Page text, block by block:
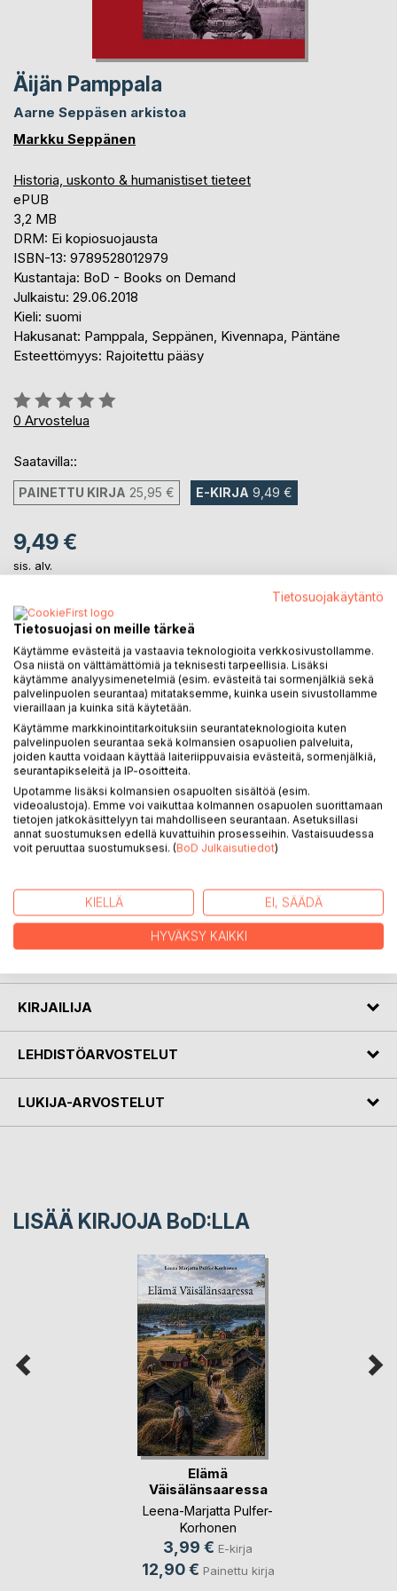
Äijän Pamppala
Aarne Seppäsen arkistoa
Markku Seppänen
Historia, uskonto & humanistiset tieteet
ePUB
3,2 MB
DRM: Ei kopiosuojausta
ISBN-13: 9789528012979
Kustantaja: BoD - Books on Demand
Julkaistu: 29.06.2018
Kieli: suomi
Hakusanat: Pamppala, Seppänen, Kivennapa, Päntäne
Esteettömyys: Rajoitettu pääsy
Arvostelu::
0%
0 Arvostelua
Saatavilla::
PAINETTU KIRJA 25,95 € E-KIRJA 9,49 €
9,49 €
sis. alv.
LISÄÄ OSTOSKORIIN
Lisää muistilistalle
Arvostele tuote
KUVAUS
Aarne Seppänen syntyi Kivennavan Pamppalassa v 1912.
Tähän julkaisuun on koottu hänen arkistoistaan Pamppalan
asutushistoriaa, isojakoa, muistelmia kylästä ja sen ihmisistä
KIRJAILIJA
LEHDISTÖARVOSTELUT
LUKIJA-ARVOSTELUT
LISÄÄ KIRJOJA BoD:LLA
Elämä
Väisälänsaaressa
Leena-Marjatta Pulfer-
Korhonen
3,99 € E-kirja
12,90 € Painettu kirja
Tietosuojakäytäntö
Tietosuojasi on meille tärkeä
Käytämme evästeitä ja vastaavia teknologioita verkkosivustollamme.
Osa niistä on välttämättömiä ja teknisesti tarpeellisia. Lisäksi
käytämme analyysimenetelmiä (esim. evästeitä tai sormenjälkiä sekä
palvelinpuolen seurantaa) mitataksemme, kuinka usein sivustollamme
vieraillaan ja kuinka sitä käytetään.
Käytämme markkinointitarkoituksiin seurantateknologioita kuten
palvelinpuolen seurantaa sekä kolmansien osapuolien palveluita,
joiden kautta voidaan käyttää laiteriippuvaisia evästeitä, sormenjälkiä,
seurantapikseleitä ja IP-osoitteita.
Upotamme lisäksi kolmansien osapuolten sisältöä (esim.
videoalustoja). Emme voi vaikuttaa kolmannen osapuolen suorittamaan
tietojen jatkokäsittelyyn tai mahdolliseen seurantaan. Asetuksillasi
annat suostumuksen edellä kuvattuihin prosesseihin. Vastaisuudessa
voit peruuttaa suostumuksesi. (BoD Julkaisutiedot)
KIELLÄ EI, SÄÄDÄ
HYVÄKSY KAIKKI